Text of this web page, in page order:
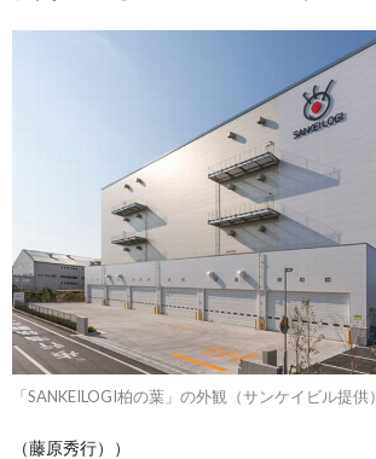
「SANKEILOGI柏の葉」の外観（サンケイビル提供）
（藤原秀行））